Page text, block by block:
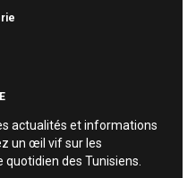
actualités et informations
un œil vif sur les
des Tunisiens.